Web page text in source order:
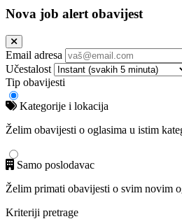
Nova job alert obavijest
Email adresa
Učestalost
Tip obavijesti
Kategorije i lokacija
Želim obavijesti o oglasima u istim
Samo poslodavac
Želim primati obavijesti o svim novim
Kriteriji pretrage